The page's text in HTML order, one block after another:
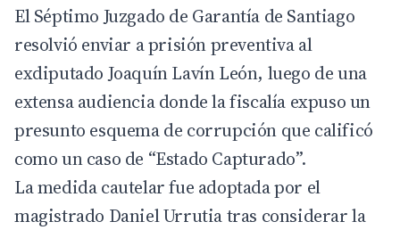
El Séptimo Juzgado de Garantía de Santiago
resolvió enviar a prisión preventiva al
exdiputadoJoaquín Lavín León, luego de una
extensa audiencia donde la fiscalía expuso un
presunto esquema de corrupción que calificó
como un caso de “Estado Capturado”.
La medida cautelar fue adoptada por el
magistrado Daniel Urrutiatras considerar la